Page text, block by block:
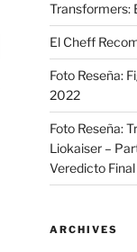
Transformers:
El Cheff
Foto Reseña:
2022
Foto Reseña:
Liokaiser –
Veredicto Final
ARCHIVES